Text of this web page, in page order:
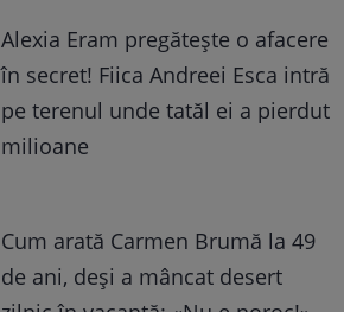
Alexia Eram pregătește o afacere
în secret! Fiica Andreei Esca intră
pe terenul unde tatăl ei a pierdut
milioane
Cum arată Carmen Brumă la 49
de ani, deși a mâncat desert